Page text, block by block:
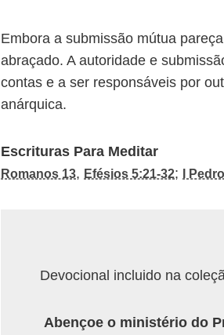
Embora a submissão mútua
abraçado. A autoridade e
contas e a ser responsáveis por
anárquica.
Escrituras Para Meditar
Romanos 13, Efésios 5:21-32; I
Devocional incluido na
Abençoe o ministério do